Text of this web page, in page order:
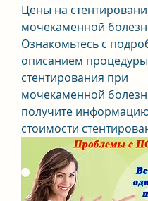
Цены на
мочекаменной
Ознакомьтесь с
описанием процедуры
стентирования при
мочекаменной
получите
стоимости